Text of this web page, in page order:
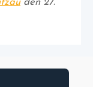
den 27.